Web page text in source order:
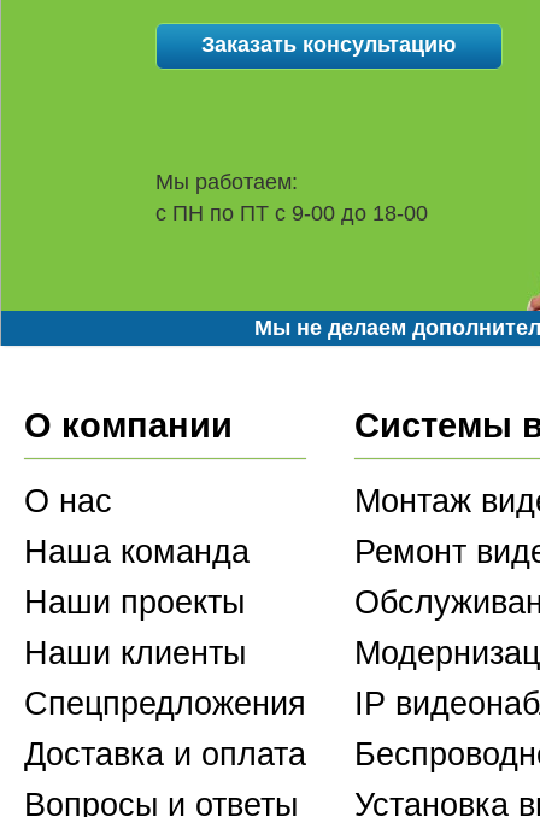
Мы работаем:
с ПН по ПТ с 9-00 до 18-00
Мы не делаем
О компании
О нас
Наша команда
Наши проекты
Наши клиенты
Спецпредложения
Доставка и оплата
Вопросы и ответы
Системы
Монтаж
Ремонт
IP
Установка